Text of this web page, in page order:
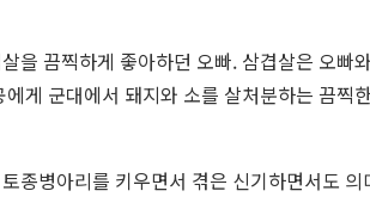
을 끔찍하게 좋아하던 오빠. 삼겹살은 오
에게 군대에서 돼지와 소를 살처분하는 끔
종병아리를 키우면서 겪은 신기하면서도